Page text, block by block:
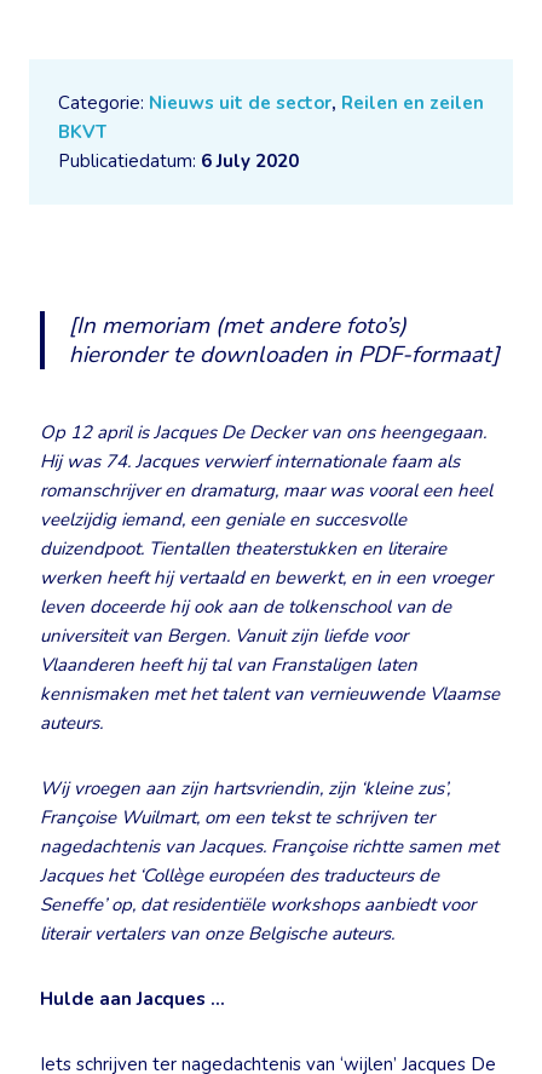
Categorie: Nieuws uit de sector, Reilen en zeilen
BKVT
Publicatiedatum: 6 July 2020
[In memoriam (met andere foto’s)
hieronder te downloaden in PDF-formaat]
Op 12 april is Jacques De Decker van ons heengegaan.
Hij was 74. Jacques verwierf internationale faam als
romanschrijver en dramaturg, maar was vooral een heel
veelzijdig iemand, een geniale en succesvolle
duizendpoot. Tientallen theaterstukken en literaire
werken heeft hij vertaald en bewerkt, en in een vroeger
leven doceerde hij ook aan de tolkenschool van de
universiteit van Bergen. Vanuit zijn liefde voor
Vlaanderen heeft hij tal van Franstaligen laten
kennismaken met het talent van vernieuwende Vlaamse
auteurs.
Wij vroegen aan zijn hartsvriendin, zijn ‘kleine zus’,
Françoise Wuilmart, om een tekst te schrijven ter
nagedachtenis van Jacques. Françoise richtte samen met
Jacques het ‘Collège européen des traducteurs de
Seneffe’ op, dat residentiële workshops aanbiedt voor
literair vertalers van onze Belgische auteurs.
Hulde aan Jacques …
Iets schrijven ter nagedachtenis van ‘wijlen’ Jacques De